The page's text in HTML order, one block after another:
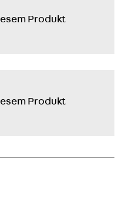
Produkt
Produkt